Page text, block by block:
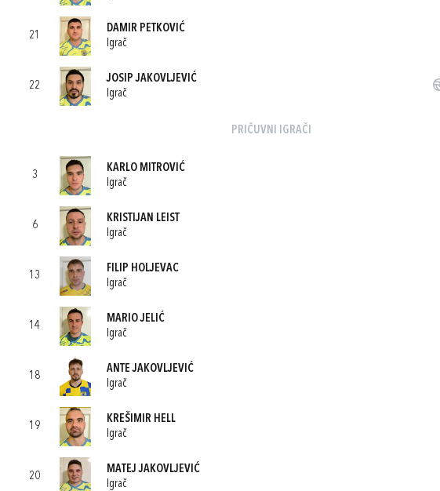
21
DAMIR PETKOVIĆ
Igrač
22
JOSIP JAKOVLJEVIĆ
Igrač
PRIČUVNI IGRAČI
3
KARLO MITROVIĆ
Igrač
6
KRISTIJAN LEIST
Igrač
13
FILIP HOLJEVAC
Igrač
14
MARIO JELIĆ
Igrač
18
ANTE JAKOVLJEVIĆ
Igrač
19
KREŠIMIR HELL
Igrač
20
MATEJ JAKOVLJEVIĆ
Igrač